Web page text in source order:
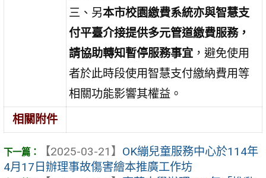
三、另本市校園繳費系統亦與智慧支
付平臺介接提供多元管道繳費服務，
請協助轉知暫停服務事宜 ，避免使用
者於此時段使用智慧支付繳納費用等
相關功能影響其權益。
相關附件
【2025-03-21】 OK繃兒童服務中心於114年
4月17日辦理事故傷害繪本推廣工作坊